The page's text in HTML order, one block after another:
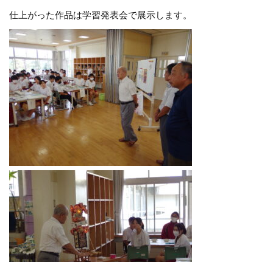
仕上がった作品は学習発表会で展示します。